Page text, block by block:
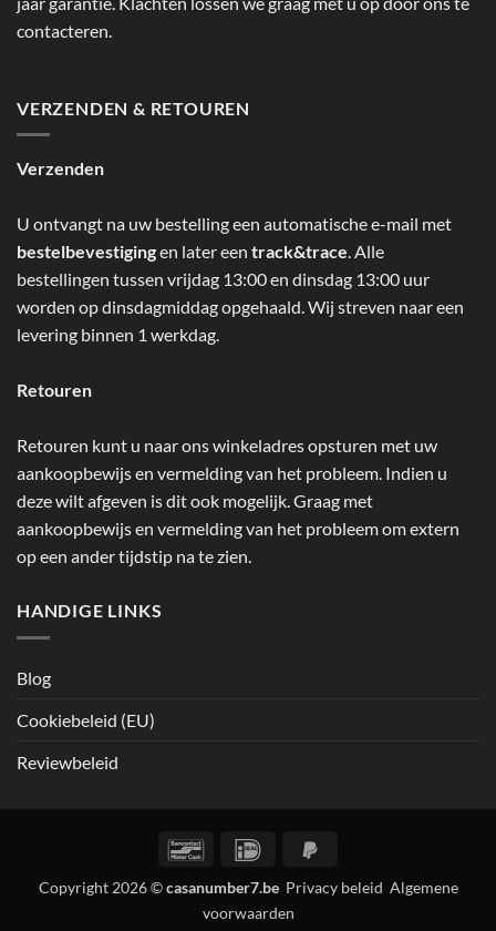
contacteren.
VERZENDEN & RETOUREN
Verzenden
U ontvangt na uw bestelling een automatische e-mail met
bestelbevestigingen later een track&trace. Alle
bestellingen tussen vrijdag 13:00 en dinsdag 13:00 uur
worden op dinsdagmiddag opgehaald. Wij streven naar een
levering binnen 1 werkdag.
Retouren
Retouren kunt u naar ons winkeladres opsturen met uw
aankoopbewijs en vermelding van het probleem. Indien u
deze wilt afgeven is dit ook mogelijk. Graag met
aankoopbewijs en vermelding van het probleem om extern
op een ander tijdstip na te zien.
HANDIGE LINKS
Blog
Cookiebeleid (EU)
Reviewbeleid
BancontactIDeal
Copyright 2026 ©casanumber7.be Privacy beleid Algemene
voorwaarden